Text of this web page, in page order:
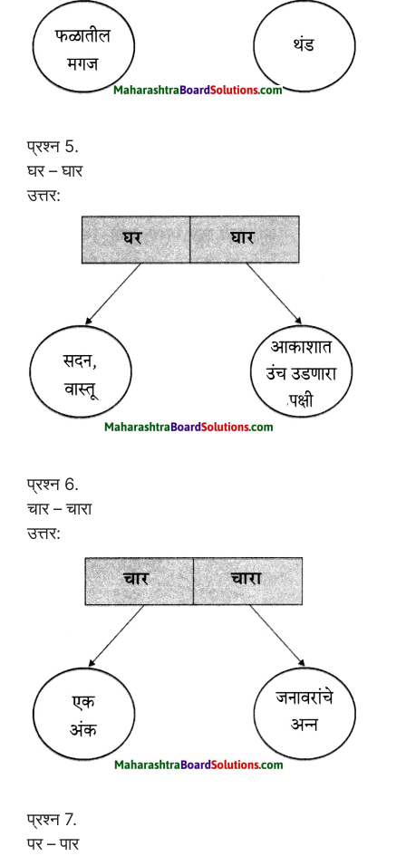
प्रश्न 5.
घर – घार
उत्तर:
प्रश्न 6.
चार – चारा
उत्तर:
प्रश्न 7.
पर – पार